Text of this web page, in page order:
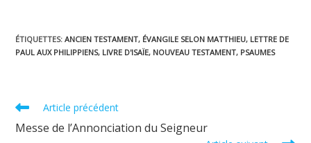
ÉTIQUETTES:ANCIEN TESTAMENT, ÉVANGILE SELON MATTHIEU, LETTRE DE
PAUL AUX PHILIPPIENS, LIVRE D'ISAÏE, NOUVEAU TESTAMENT, PSAUMES
Read
articles
Article précédent
Messe de l’Annonciation du Seigneur